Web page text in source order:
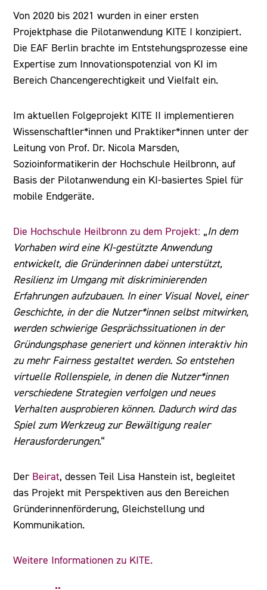
Von 2020 bis 2021 wurden in einer ersten
Projektphase die Pilotanwendung KITE I konzipiert.
Die EAF Berlin brachte im Entstehungsprozesse eine
Expertise zum Innovationspotenzial von KI im
Bereich Chancengerechtigkeit und Vielfalt ein.
Im aktuellen Folgeprojekt KITE II implementieren
Wissenschaftler*innen und Praktiker*innen unter der
Leitung von Prof. Dr. Nicola Marsden,
Sozioinformatikerin der Hochschule Heilbronn, auf
Basis der Pilotanwendung ein KI-basiertes Spiel für
mobile Endgeräte.
Die Hochschule Heilbronn zu dem Projekt: „In dem
Vorhaben wird eine KI-gestützte Anwendung
entwickelt, die Gründerinnen dabei unterstützt,
Resilienz im Umgang mit diskriminierenden
Erfahrungen aufzubauen. In einer Visual Novel, einer
Geschichte, in der die Nutzer*innen selbst mitwirken,
werden schwierige Gesprächssituationen in der
Gründungsphase generiert und können interaktiv hin
zu mehr Fairness gestaltet werden. So entstehen
virtuelle Rollenspiele, in denen die Nutzer*innen
verschiedene Strategien verfolgen und neues
Verhalten ausprobieren können. Dadurch wird das
Spiel zum Werkzeug zur Bewältigung realer
Herausforderungen.“
Der Beirat, dessen Teil Lisa Hanstein ist, begleitet
das Projekt mit Perspektiven aus den Bereichen
Gründerinnenförderung, Gleichstellung und
Kommunikation.
Weitere Informationen zu KITE.